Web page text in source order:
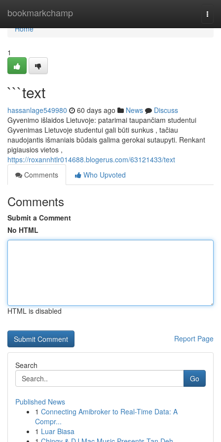
bookmarkchamp
Home
Home
1
```text
hassanlage549980 60 days ago News
Discuss
Gyvenimo išlaidos Lietuvoje: patarimai taupančiam studentui
Gyvenimas Lietuvoje studentui gali būti sunkus , tačiau
naudojantis išmaniais būdais galima gerokai sutaupyti. Renkant
pigiausios vietos ,
https://roxannhtlr014688.blogerus.com/63121433/text
Comments
Who Upvoted
Comments
Submit a Comment
No HTML
HTML is disabled
Report Page
Search
Go
Published News
1 Connecting Amibroker to Real-Time Data: A
Compr...
1 Luar Biasa